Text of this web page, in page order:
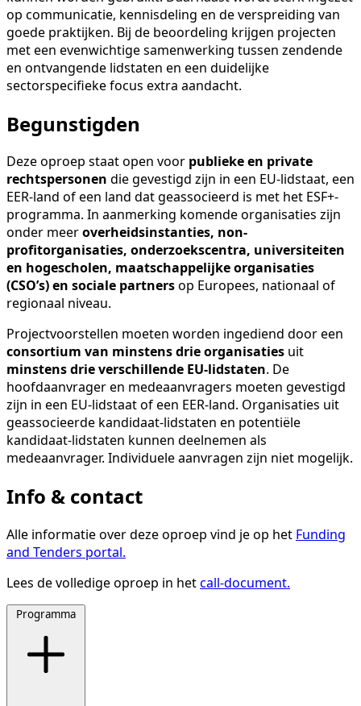
op communicatie, kennisdeling en de verspreiding van
goede praktijken. Bij de beoordeling krijgen projecten
met een evenwichtige samenwerking tussen zendende
en ontvangende lidstaten en een duidelijke
sectorspecifieke focus extra aandacht.
Begunstigden
Deze oproep staat open voor publieke en private
rechtspersonen die gevestigd zijn in een EU-lidstaat, een
EER-land of een land dat geassocieerd is met het ESF+-
programma. In aanmerking komende organisaties zijn
onder meeroverheidsinstanties, non-
profitorganisaties, onderzoekscentra, universiteiten
en hogescholen, maatschappelijke organisaties
(CSO’s) en sociale partnersop Europees, nationaal of
regionaal niveau.
Projectvoorstellen moeten worden ingediend door een
consortium van minstens drie organisaties uit
minstens drie verschillende EU-lidstaten. De
hoofdaanvrager en medeaanvragers moeten gevestigd
zijn in een EU-lidstaat of een EER-land. Organisaties uit
geassocieerde kandidaat-lidstaten en potentiële
kandidaat-lidstaten kunnen deelnemen als
medeaanvrager. Individuele aanvragen zijn niet mogelijk.
Info & contact
Alle informatie over deze oproep vind je op het Funding
and Tenders portal.
Lees de volledige oproep in hetcall-document.
Programma